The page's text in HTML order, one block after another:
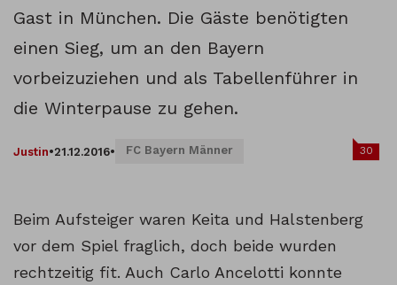
Gast in München. Die Gäste benötigten
einen Sieg, um an den Bayern
vorbeizuziehen und als Tabellenführer in
die Winterpause zu gehen.
Justin•21.12.2016• FC Bayern Männer 30
Beim Aufsteiger waren Keita und Halstenberg
vor dem Spiel fraglich, doch beide wurden
rechtzeitig fit. Auch Carlo Ancelotti konnte